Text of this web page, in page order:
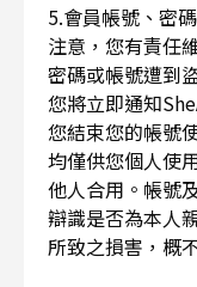
5.會員帳號、密
注意，您有責任
密碼或帳號遭到
您將立即通知
您結束您的帳號
均僅供您個人使
他人合用。帳號
辯識是否為本人
所致之損害，概